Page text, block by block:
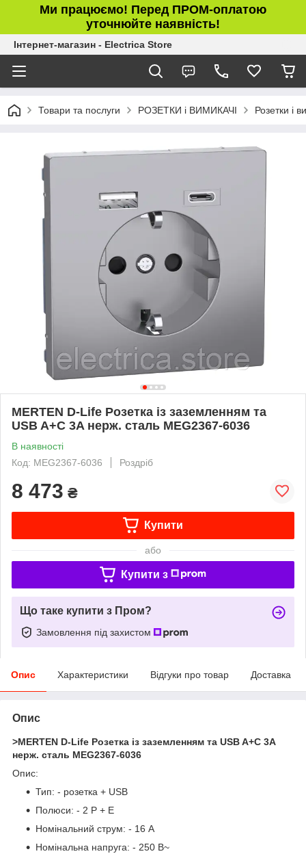
Ми працюємо! Перед ПРОМ-оплатою
уточнюйте наявність!
Інтернет-магазин - Electrica Store
Товари та послуги РОЗЕТКИ і ВИМИКАЧІ Розетки і
MERTEN D-Life Розетка із заземленням та
USB A+C 3A нерж. сталь MEG2367-6036
В наявності
Код: MEG2367-6036
Роздріб
8 473 ₴
Купити
або
Купити з
Що таке купити з Пром?
Замовлення під захистом
Опис Характеристики Відгуки про товар Доставка
Опис
>MERTEN D-Life Розетка із заземленням та USB A+C 3A
нерж. сталь MEG2367-6036
Опис:
Тип: - розетка + USB
Полюси: - 2 P + E
Номінальний струм: - 16 A
Номінальна напруга: - 250 В~